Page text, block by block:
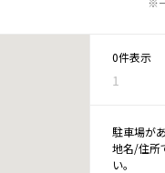
0件表示
1
駐車場が
地名/住所
い。